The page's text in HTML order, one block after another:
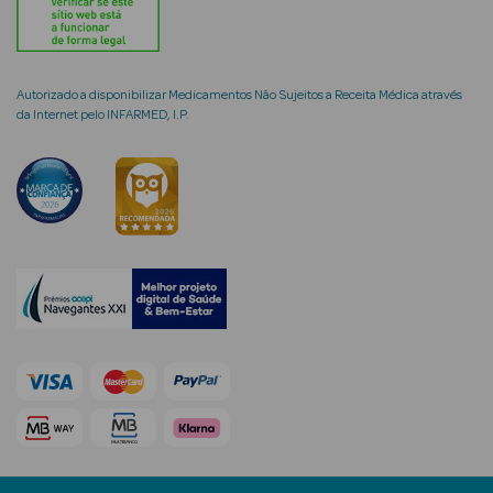
Coffrets
Coffrets de
Mulher
Coffrets de
Autorizado a disponibilizar Medicamentos Não Sujeitos a Receita Médica através
da Internet pelo INFARMED, I.P.